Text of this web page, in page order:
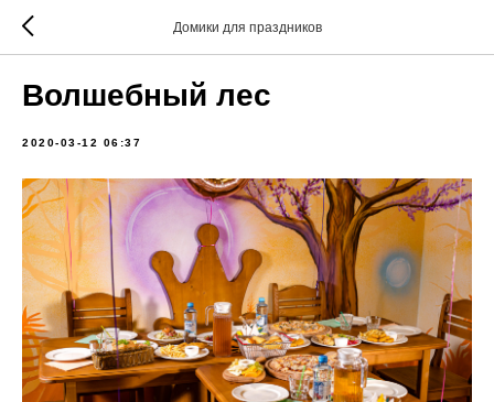
Домики для праздников
Волшебный лес
2020-03-12 06:37